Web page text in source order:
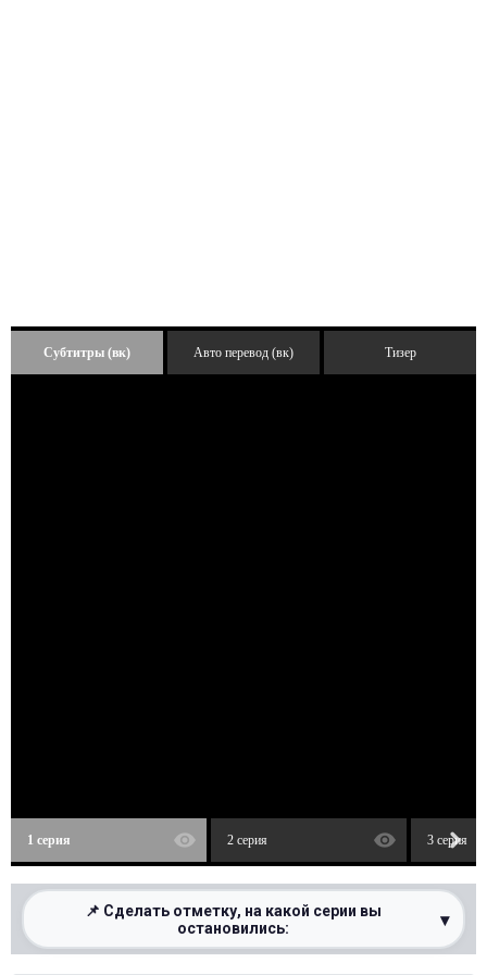
Субтитры (вк) Авто перевод (вк) Тизер
1 серия 2 серия 3 серия
📌 Сделать отметку, на какой серии вы
остановились:
▾